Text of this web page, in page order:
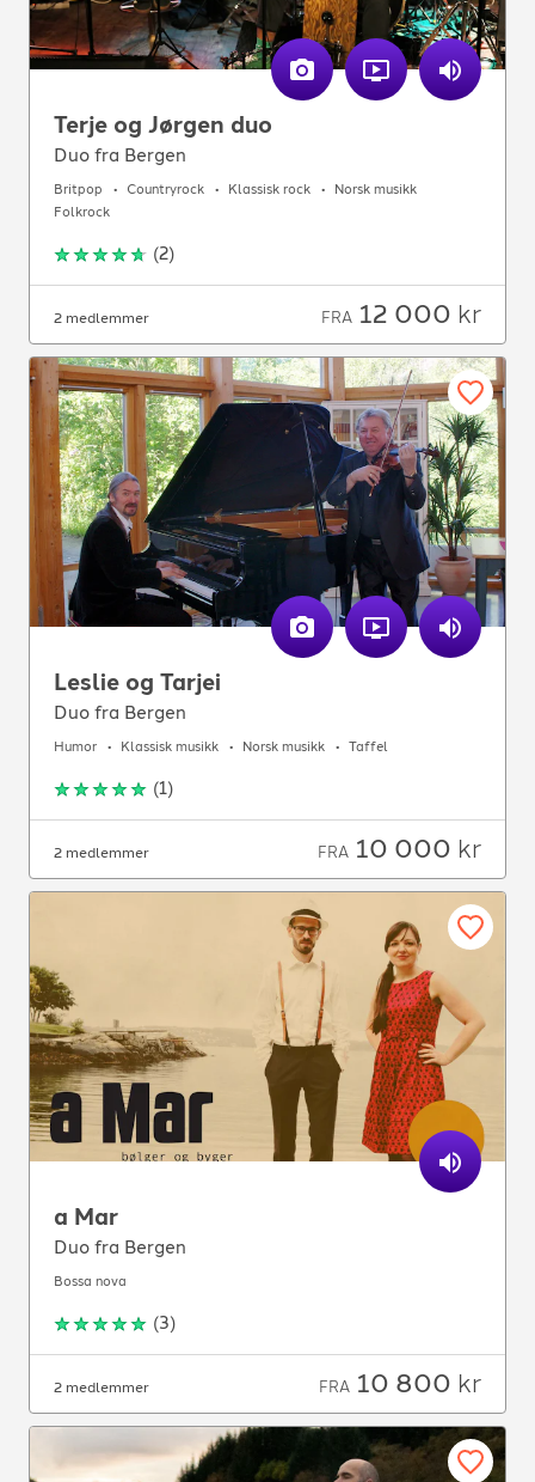
Terje og Jørgen duo
Duo fra Bergen
Britpop Countryrock Klassisk rock
Norsk musikk
Folkrock
(2)
2 medlemmer FRA 12 000 kr
Leslie og Tarjei
Duo fra Bergen
Humor Klassisk musikk Norsk musikk Taffel
(1)
2 medlemmer FRA 10 000 kr
a Mar
Duo fra Bergen
Bossa nova
(3)
2 medlemmer FRA 10 800 kr